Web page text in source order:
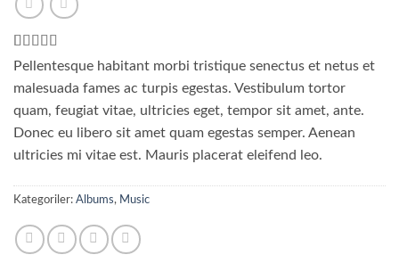
1
müşteri
dayanarak
5
üzerinden
4puan
aldı
Pellentesque habitant morbi tristique senectus et netus et
malesuada fames ac turpis egestas. Vestibulum tortor
quam, feugiat vitae, ultricies eget, tempor sit amet, ante.
Donec eu libero sit amet quam egestas semper. Aenean
ultricies mi vitae est. Mauris placerat eleifend leo.
Kategoriler: Albums, Music